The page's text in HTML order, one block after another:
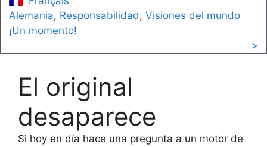
Alemania, Responsabilidad, Visiones del mundo
¡Un momento!
>
El original
desaparece
Si hoy en día hace una pregunta a un motor de